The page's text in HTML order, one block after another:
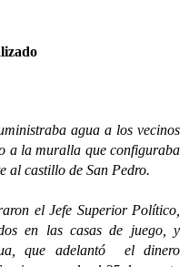
agua a los vecinos
a la muralla que configuraba
al castillo de San Pedro.
el Jefe Superior Político,
en las casas de juego, y
que adelantó el dinero